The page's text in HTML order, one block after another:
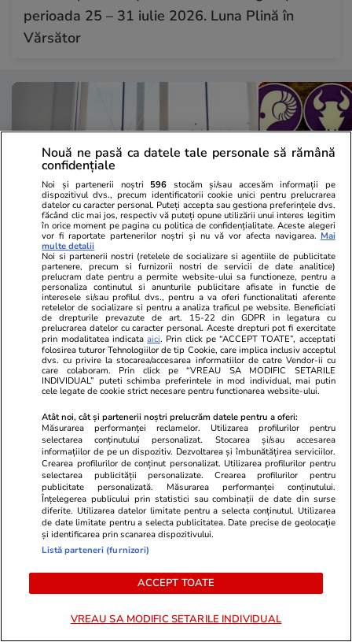
perioada 25 – 31 iulie 2026. Luna Plină în
Vărsător
Vacanțe și Cultură 25 iul.
Compania aeriană Qantas, zbor
record de 19 ore din Franța în
Australia. Ce pățește corpul tău
când stai aproape o zi întreagă în
aer
Horoscop
Horoscop
încep o
relația cu
fondul unui
muncă
Horoscop 25 iul.
Horoscop 26 iulie 2026. Racii
încep o perioadă mai dificilă în
relația cu superiorii, poate și pe
fondul unui volum mai mare de
muncă
Vacanțe și Cultură 24 iul.
Nouă ne pasă ca datele tale personale să rămână
confidențiale
Noi și partenerii noștri 596 stocăm și/sau accesăm informații pe
dispozitivul dvs., precum identificatorii cookie unici pentru prelucrarea
datelor cu caracter personal. Puteți accepta sau gestiona preferințele dvs.
făcând clic mai jos, respectiv vă puteți opune utilizării unui interes legitim
în orice moment pe pagina cu politica de confidențialitate. Aceste alegeri
vor fi raportate partenerilor noștri și nu vă vor afecta navigarea. Mai
multe detalii
Noi si partenerii nostri (retelele de socializare si agentiile de publicitate
partenere, precum si furnizorii nostri de servicii de date analitice)
prelucram date pentru a permite website-ului sa functioneze, pentru a
personaliza continutul si anunturile publicitare afisate in functie de
interesele si/sau profilul dvs., pentru a va oferi functionalitati aferente
retelelor de socializare si pentru a analiza traficul pe website. Beneficiati
de drepturile prevazute de art. 15-22 din GDPR in legatura cu
prelucrarea datelor cu caracter personal. Aceste drepturi pot fi exercitate
prin modalitatea indicataaici. Prin click pe “ACCEPT TOATE”, acceptati
folosirea tuturor Tehnologiilor de tip Cookie, care implica inclusiv acceptul
dvs. cu privire la stocarea/accesarea informatiilor de catre Vendor-ii cu
care colaboram. Prin click pe “VREAU SA MODIFIC SETARILE
INDIVIDUAL” puteti schimba preferintele in mod individual, mai putin
cele legate de cookie strict necesare pentru functionarea website-ului.
Atât noi, cât și partenerii noștri prelucrăm datele pentru a oferi:
Măsurarea performanței reclamelor. Utilizarea profilurilor pentru
selectarea conținutului personalizat. Stocarea și/sau accesarea
informațiilor de pe un dispozitiv. Dezvoltarea și îmbunătățirea serviciilor.
Crearea profilurilor de conținut personalizat. Utilizarea profilurilor pentru
selectarea publicității personalizate. Crearea profilurilor pentru
publicitate personalizată. Măsurarea performanței conținutului.
Înțelegerea publicului prin statistici sau combinații de date din surse
diferite. Utilizarea datelor limitate pentru a selecta conținutul. Utilizarea
de date limitate pentru a selecta publicitatea. Date precise de geolocație
și identificarea prin scanarea dispozitivului.
Listă parteneri (furnizori)
ACCEPT TOATE
VREAU SA MODIFIC SETARILE INDIVIDUAL